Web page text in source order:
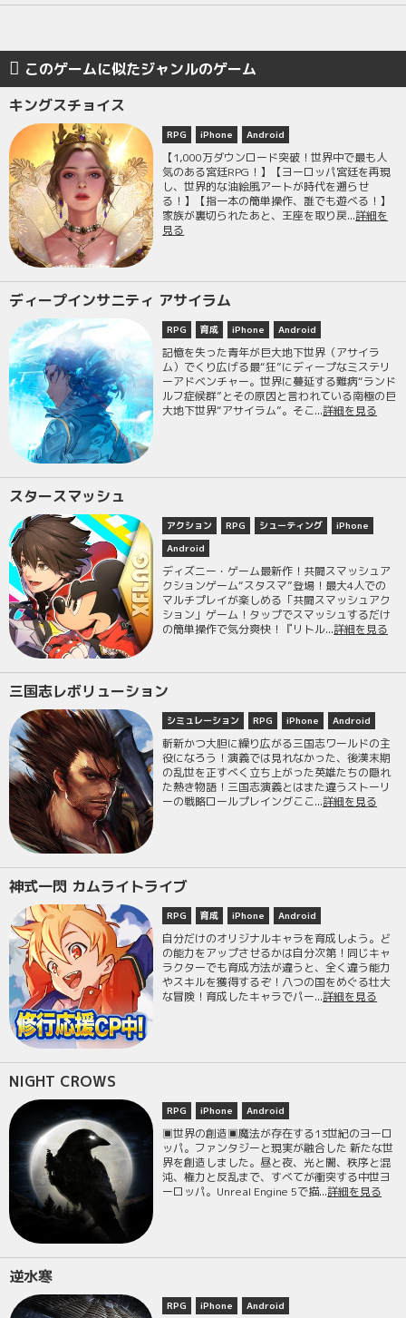
このゲームに似たジャンルのゲーム
キングスチョイス
RPG iPhone Android
【1,000万ダウンロード突破！世界中で最も人
気のある宮廷RPG！】【ヨーロッパ宮廷を再現
し、世界的な油絵風アートが時代を遡らせ
る！】【指一本の簡単操作、誰でも遊べる！】
家族が裏切られたあと、王座を取り戻...詳細を
見る
ディープインサニティ アサイラム
RPG 育成 iPhone Android
記憶を失った青年が巨大地下世界（アサイラ
ム）でくり広げる最“狂”にディープなミステリ
ーアドベンチャー。世界に蔓延する難病“ランド
ルフ症候群”とその原因と言われている南極の巨
大地下世界“アサイラム”。そこ...詳細を見る
スタースマッシュ
アクション RPG シューティング
iPhone
Android
ディズニー・ゲーム最新作！共闘スマッシュア
クションゲーム“スタスマ”登場！最大4人での
マルチプレイが楽しめる「共闘スマッシュアク
ション」ゲーム！タップでスマッシュするだけ
の簡単操作で気分爽快！『リトル...詳細を見る
三国志レボリューション
シミュレーション RPG iPhone Android
斬新かつ大胆に繰り広がる三国志ワールドの主
役になろう！演義では見れなかった、後漢末期
の乱世を正すべく立ち上がった英雄たちの隠れ
た熱き物語！三国志演義とはまた違うストーリ
ーの戦略ロールプレイングここ...詳細を見る
神式一閃 カムライトライブ
RPG 育成 iPhone Android
自分だけのオリジナルキャラを育成しよう。ど
の能力をアップさせるかは自分次第！同じキャ
ラクターでも育成方法が違うと、全く違う能力
やスキルを獲得するぞ！八つの国をめぐる壮大
な冒険！育成したキャラでパー...詳細を見る
NIGHT CROWS
RPG iPhone Android
▣世界の創造▣魔法が存在する13世紀のヨーロ
ッパ。ファンタジーと現実が融合した 新たな世
界を創造しました。昼と夜、光と闇、秩序と混
沌、権力と反乱まで、すべてが衝突する中世ヨ
ーロッパ。Unreal Engine 5で描...詳細を見る
逆水寒
RPG iPhone Android